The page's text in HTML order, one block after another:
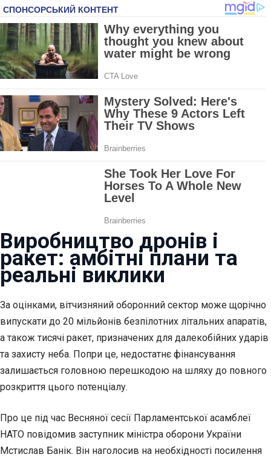
Виробництво дронів і
ракет: амбітні плани та
реальні виклики
За оцінками, вітчизняний оборонний сектор може щорічно
випускати до 20 мільйонів безпілотних літальних апаратів,
а також тисячі ракет, призначених для далекобійних ударів
та захисту неба. Попри це, недостатнє фінансування
залишається головною перешкодою на шляху до повного
розкриття цього потенціалу.
Про це під час Весняної сесії Парламентської асамблеї
НАТО повідомив заступник міністра оборони України
Мстислав Банік. Він наголосив на необхідності посилення